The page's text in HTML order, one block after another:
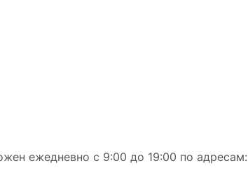
ежедневно с 9:00 до 19:00 по адресам: